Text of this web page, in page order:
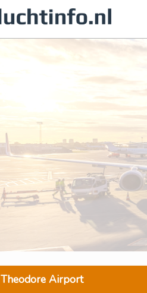
Theodore Airport